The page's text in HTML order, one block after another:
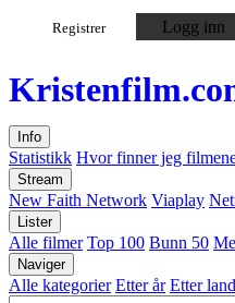
Registrer Logg inn
Kristenfilm
Info
Statistikk Hvor finner jeg
Stream
New Faith Network Viaplay
Lister
Alle filmer Top 100 Bunn 50
Naviger
Alle kategorier Etter år Etter land